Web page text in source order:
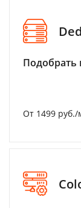
Подобрать
От 1499 руб./